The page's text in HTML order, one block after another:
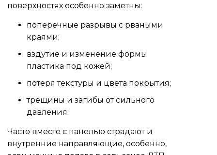
поверхностях особенно заметны:
поперечные разрывы с рваными
краями;
вздутие и изменение формы
пластика под кожей;
потеря текстуры и цвета покрытия;
трещины и загибы от сильного
давления.
Часто вместе с панелью страдают и
внутренние направляющие, особенно,